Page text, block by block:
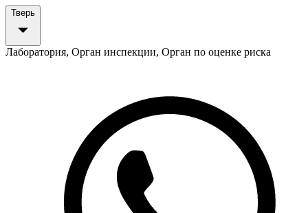
Тверь
Лаборатория, Орган инспекции, Орган по оценке риска